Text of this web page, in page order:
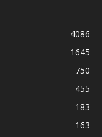
4086
1645
750
455
183
163